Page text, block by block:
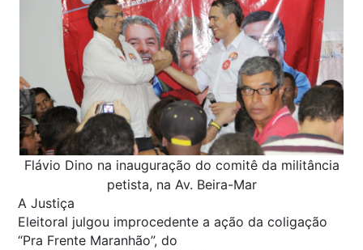
Flávio Dino na inauguração do comitê da militância
petista, na Av. Beira-Mar
A Justiça
Eleitoral julgou improcedente a ação da coligação
“Pra Frente Maranhão”, do